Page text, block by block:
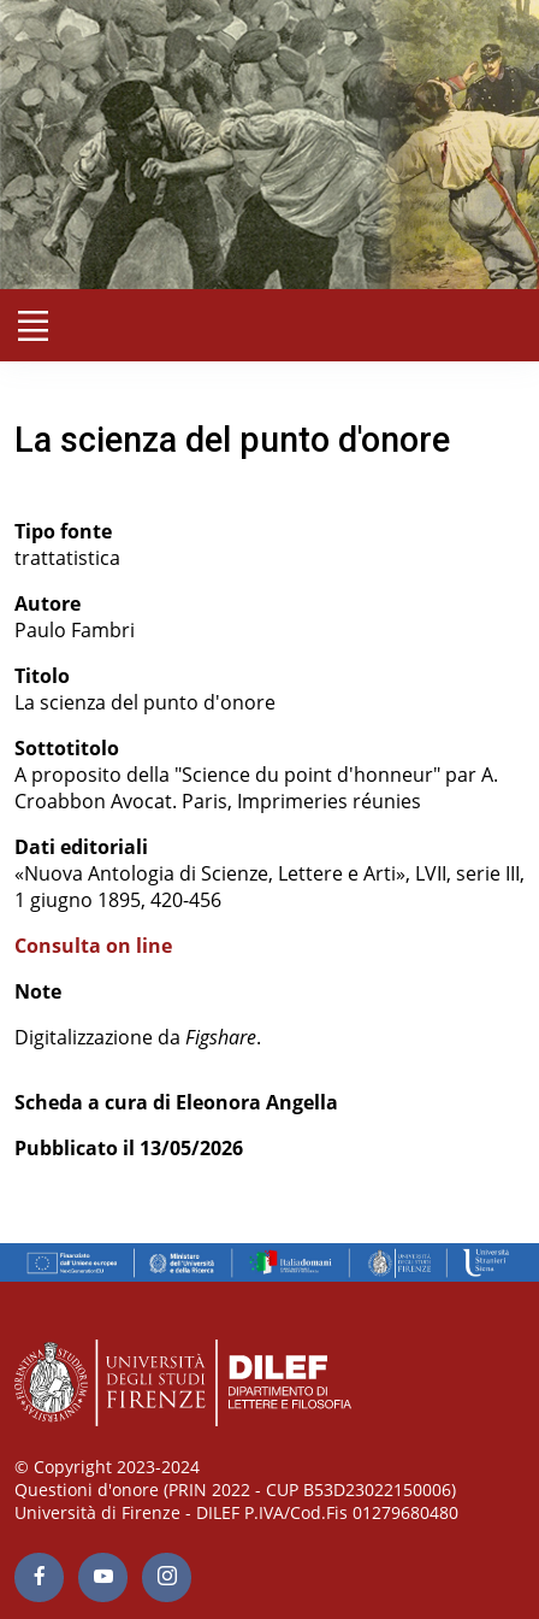
La scienza del punto d'onore
Tipo fonte
trattatistica
Autore
Paulo Fambri
Titolo
La scienza del punto d'onore
Sottotitolo
A proposito della "Science du point d'honneur" par A.
Croabbon Avocat. Paris, Imprimeries réunies
Dati editoriali
«Nuova Antologia di Scienze, Lettere e Arti», LVII, serie III,
1 giugno 1895, 420-456
Consulta on line
Note
Digitalizzazione da Figshare.
Scheda a cura di Eleonora Angella
Pubblicato il 13/05/2026
© Copyright 2023-2024
Questioni d'onore (PRIN 2022 - CUP B53D23022150006)
Università di Firenze - DILEF P.IVA/Cod.Fis 01279680480